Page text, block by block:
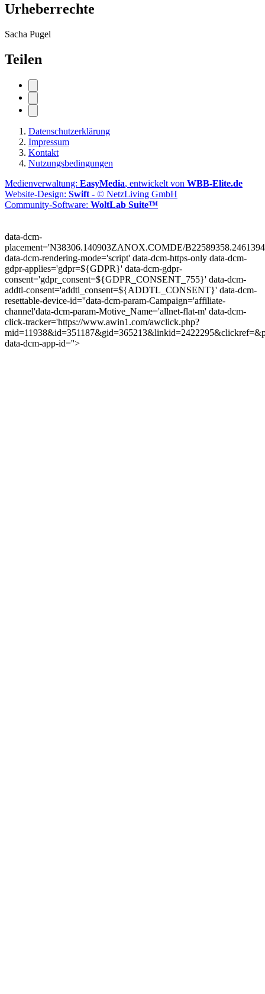
Urheberrechte
Sacha Pugel
Teilen
Datenschutzerklärung
Impressum
Kontakt
Nutzungsbedingungen
Medienverwaltung: EasyMedia, entwickelt von WBB-Elite.de
Website-Design: Swift - © NetzLiving GmbH
Community-Software: WoltLab Suite™
data-dcm-
placement='N38306.140903ZANOX.COMDE/
data-dcm-rendering-mode='script' data-dcm-https-only data-dcm-
gdpr-applies='gdpr=${GDPR}' data-dcm-gdpr-
consent='gdpr_consent=${GDPR_CONSENT_755}' data-dcm-
addtl-consent='addtl_consent=${ADDTL_CONSENT}' data-dcm-
resettable-device-id=''data-dcm-param-Campaign='affiliate-
channel'data-dcm-param-Motive_Name='allnet-flat-m' data-dcm-
click-tracker='https://www.awin1.com/awclick.php?
data-dcm-app-id=''>